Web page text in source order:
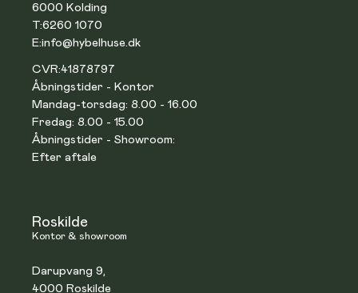
6000 Kolding
T:6260 1070
E:info@hybelhuse.dk
CVR:41878797
Åbningstider - Kontor
Mandag-torsdag: 8.00 - 16.00
Fredag: 8.00 - 15.00
Åbningstider - Showroom:
Efter aftale
Roskilde
Kontor & showroom
Darupvang 9,
4000 Roskilde